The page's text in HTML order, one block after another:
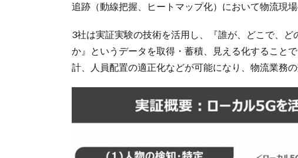
追跡（動線把握、ヒートマップ化）において物流現
3社は実証実験の技術を活用し、『誰が、どこで、
か』というデータを取得・蓄積、見える化すること
計、人員配置の適正化などが可能になり、物流業務